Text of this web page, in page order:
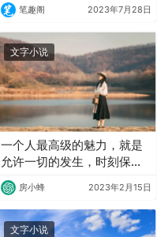
笔趣阁 2023年7月28日
文字小说
一个人最高级的魅力，就是
允许一切的发生，时刻保持
松弛感
房小蜂 2023年2月15日
文字小说